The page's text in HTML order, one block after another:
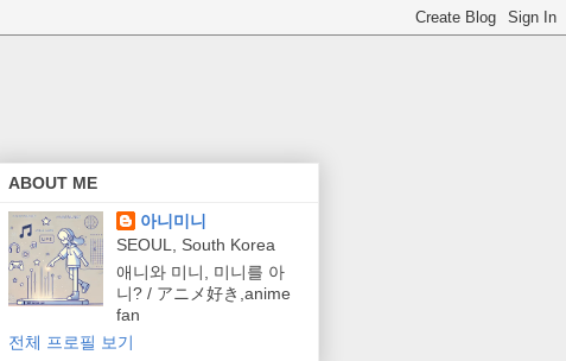
ABOUT ME
아니미니
SEOUL, South Korea
애니와 미니, 미니를 아
니? / アニメ好き,anime
fan
전체 프로필 보기